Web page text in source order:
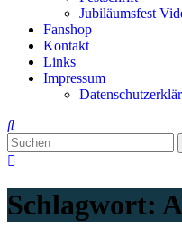
Jubiläumsfest
Fanshop
Kontakt
Links
Impressum
Schlagwort: